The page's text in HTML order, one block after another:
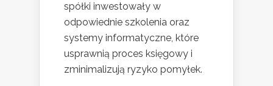
spółki inwestowały w
odpowiednie szkolenia oraz
systemy informatyczne, które
usprawnią proces księgowy i
zminimalizują ryzyko pomyłek.